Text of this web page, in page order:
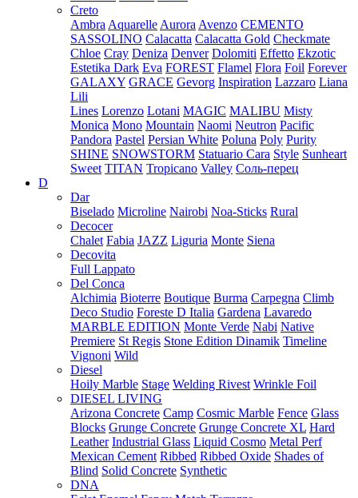
Creto
Ambra Aquarelle Aurora Avenzo CEMENTO
SASSOLINO Calacatta Calacatta Gold Checkmate
Chloe Cray Deniza Denver Dolomiti Effetto Ekzotic
Estetika Dark Eva FOREST Flamel Flora Foil Forever
GALAXY GRACE Gevorg Inspiration Lazzaro Liana
Lili
Lines Lorenzo Lotani MAGIC MALIBU Misty
Monica Mono Mountain Naomi Neutron Pacific
Pandora Pastel Persian White Poluna Poly Purity
SHINE SNOWSTORM Statuario Cara Style Sunheart
Sweet TITAN Tropicano Valley Соль-перец
D
Dar
Biselado Microline Nairobi Noa-Sticks Rural
Decocer
Chalet Fabia JAZZ Liguria Monte Siena
Decovita
Full Lappato
Del Conca
Alchimia Bioterre Boutique Burma Carpegna Climb
Deco Studio Foreste D Italia Gardena Lavaredo
MARBLE EDITION Monte Verde Nabi Native
Premiere St Regis Stone Edition Dinamik Timeline
Vignoni Wild
Diesel
Hoily Marble Stage Welding Rivest Wrinkle Foil
DIESEL LIVING
Arizona Concrete Camp Cosmic Marble Fence Glass
Blocks Grunge Concrete Grunge Concrete XL Hard
Leather Industrial Glass Liquid Cosmo Metal Perf
Mexican Cement Ribbed Ribbed Oxide Shades of
Blind Solid Concrete Synthetic
DNA